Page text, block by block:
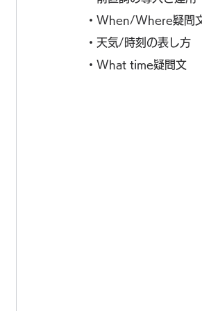
・When/Where疑問
・天気/時刻の表し方
・What time疑問文